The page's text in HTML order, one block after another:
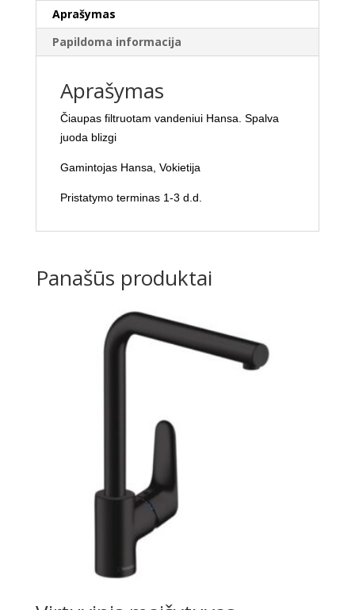
Aprašymas
Papildoma informacija
Aprašymas
Čiaupas filtruotam vandeniui Hansa. Spalva
juoda blizgi
Gamintojas Hansa, Vokietija
Pristatymo terminas 1-3 d.d.
Panašūs produktai